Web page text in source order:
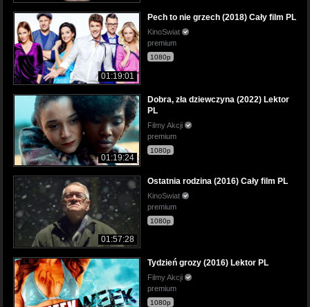
01:19:01
Pech to nie grzech (2018) Cały film PL
KinoSwiat
premium
1080p
01:19:24
Dobra, zła dziewczyna (2022) Lektor
PL
Filmy Akcji
premium
1080p
01:57:28
Ostatnia rodzina (2016) Cały film PL
KinoSwiat
premium
1080p
Tydzień grozy (2016) Lektor PL
Filmy Akcji
premium
1080p